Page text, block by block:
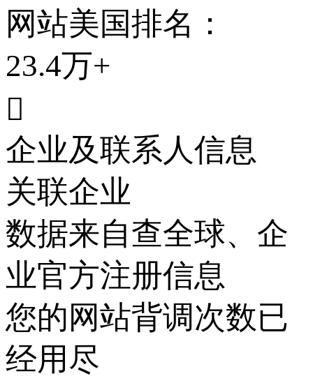
网站美国排名：
23.4万+

企业及联系人信息
关联企业
数据来自查全球、企
业官方注册信息
您的网站背调次数已
经用尽